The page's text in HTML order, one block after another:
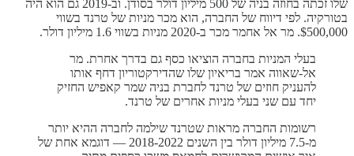
שלו זכתה בחוזה בניה של 500 מיליון דולר בסודן. וב-2019 גם הוא היה
בטורקיה. לפי דיווח של החברה, הוא מכר מניות של טרנד בשווי
$500,000. מר אל אחמר מכר ב-2020 מניות בשווי 1.6 מיליון דולר.
בעלי המניות בחברה הוציאו כסף גם בדרך אחרת. מר
אל-שאווה אמר בריאיון שלו שהדירקטוריון דחף אותו
להעניק חוזים של טרנד לחברת בניה שמר קאפיש החזיק
יחד עם שני בעלי מניות אחרים של טרנד.
רשומות החברה מראות שטרנד שילמה לחברה ההיא יותר
מ-7.5 מיליון דולר בין השנים 2018-2022 — דוגמא אחת של